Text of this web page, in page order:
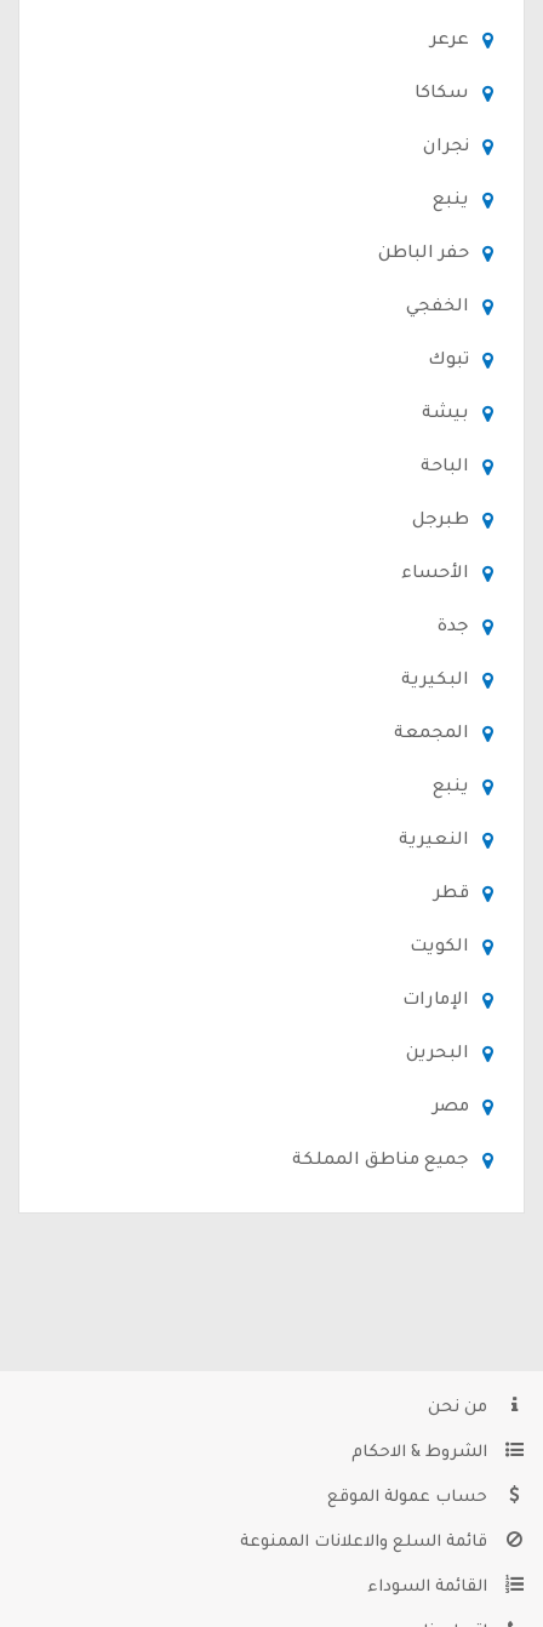
عرعر
سكاكا
نجران
ينبع
حفر الباطن
الخفجي
تبوك
بيشة
الباحة
طبرجل
الأحساء
جدة
البكيرية
المجمعة
ينبع
النعيرية
قطر
الكويت
الإمارات
البحرين
مصر
جميع مناطق المملكة
من نحن
الشروط & الاحكام
حساب عمولة الموقع
قائمة السلع والاعلانات الممنوعة
القائمة السوداء